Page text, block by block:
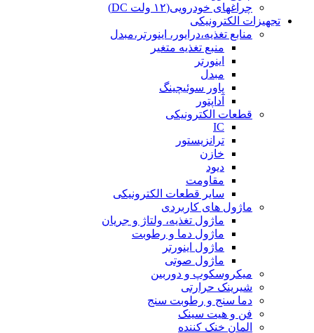
چراغهای خودرویی(۱۲ ولت DC)
تجهیزات الکترونیکی
منابع تغذیه،درایور، اینورتر،مبدل
منبع تغذیه متغیر
اینورتر
مبدل
پاور سوئیچینگ
آداپتور
قطعات الکترونیکی
IC
ترانزیستور
خازن
دیود
مقاومت
سایر قطعات الکترونیکی
ماژول های کاربردی
ماژول تغذیه، ولتاژ و جریان
ماژول دما و رطوبت
ماژول اینورتر
ماژول صوتی
میکروسکوپ و دوربین
شیرینک حرارتی
دما سنج و رطوبت سنج
فن و هیت سینک
المان خنک کننده